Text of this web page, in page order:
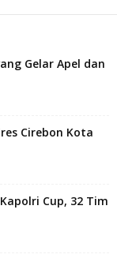
Gelar Apel dan
Cirebon Kota
Cup, 32 Tim